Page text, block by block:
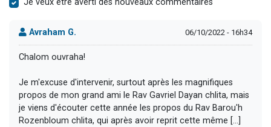
Je veux être averti des nouveaux commentaires
Avraham G. 06/10/2022 - 16h34
Chalom ouvraha!
Je m'excuse d'intervenir, surtout après les magnifiques
propos de mon grand ami le Rav Gavriel Dayan chlita, mais
je viens d'écouter cette année les propos du Rav Barou'h
Rozenbloum chlita, qui après avoir reprit cette même [...]